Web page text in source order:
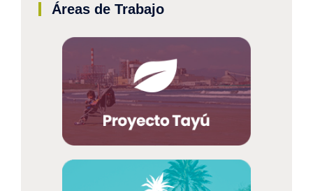
Áreas de Trabajo